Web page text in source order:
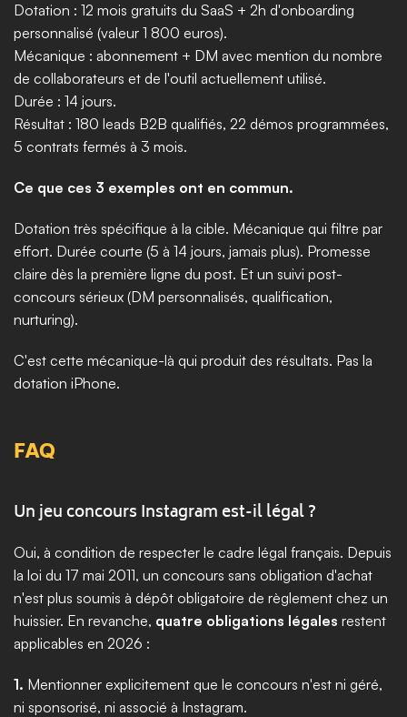
Dotation : 12 mois gratuits du SaaS + 2h d'onboarding
personnalisé (valeur 1 800 euros).
Mécanique : abonnement + DM avec mention du nombre
de collaborateurs et de l'outil actuellement utilisé.
Durée : 14 jours.
Résultat : 180 leads B2B qualifiés, 22 démos programmées,
5 contrats fermés à 3 mois.
Ce que ces 3 exemples ont en commun.
Dotation très spécifique à la cible. Mécanique qui filtre par
effort. Durée courte (5 à 14 jours, jamais plus). Promesse
claire dès la première ligne du post. Et un suivi post-
concours sérieux (DM personnalisés, qualification,
nurturing).
C'est cette mécanique-là qui produit des résultats. Pas la
dotation iPhone.
FAQ
Un jeu concours Instagram est-il légal ?
Oui, à condition de respecter le cadre légal français. Depuis
la loi du 17 mai 2011, un concours sans obligation d'achat
n'est plus soumis à dépôt obligatoire de règlement chez un
huissier. En revanche, quatre obligations légales restent
applicables en 2026 :
1. Mentionner explicitement que le concours n'est ni géré,
ni sponsorisé, ni associé à Instagram.